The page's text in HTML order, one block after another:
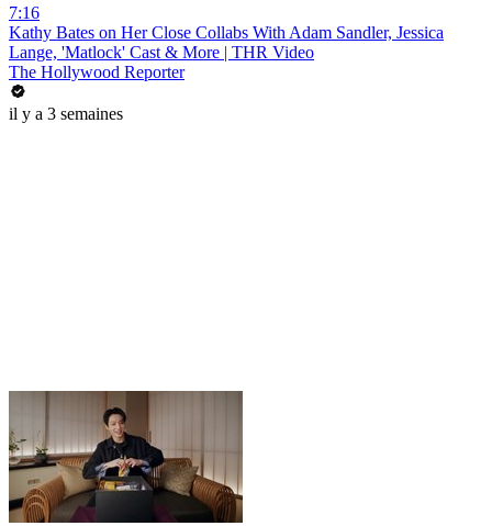
7:16
Kathy Bates on Her Close Collabs With Adam Sandler, Jessica
Lange, 'Matlock' Cast & More | THR Video
The Hollywood Reporter
il y a 3 semaines